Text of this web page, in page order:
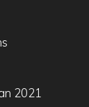
2021